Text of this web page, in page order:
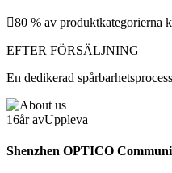
80 % av produktkategorierna
EFTER FÖRSÄLJNING
En dedikerad
16år avUppleva
Shenzhen OPTICO